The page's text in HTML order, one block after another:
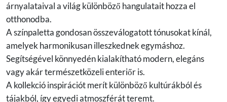
árnyalataival a világ különböző hangulatait hozza el
otthonodba.
A színpaletta gondosan összeválogatott tónusokat kínál,
amelyek harmonikusan illeszkednek egymáshoz.
Segítségével könnyedén kialakítható modern, elegáns
vagy akár természetközeli enteriőr is.
A kollekció inspirációt merít különböző kultúrákból és
tájakból, így egyedi atmoszférát teremt.